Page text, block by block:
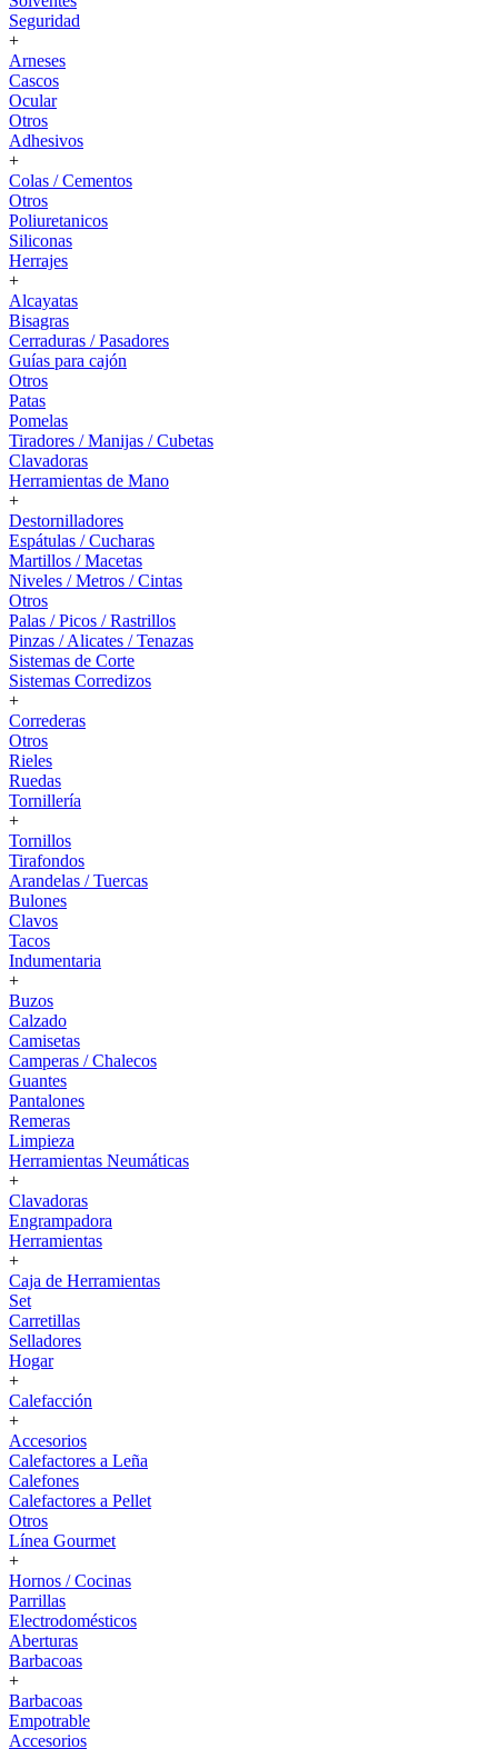
Seguridad
+
Arneses
Cascos
Ocular
Otros
Adhesivos
+
Colas / Cementos
Otros
Poliuretanicos
Siliconas
Herrajes
+
Alcayatas
Bisagras
Cerraduras / Pasadores
Guías para cajón
Otros
Patas
Pomelas
Tiradores / Manijas / Cubetas
Clavadoras
Herramientas de Mano
+
Destornilladores
Espátulas / Cucharas
Martillos / Macetas
Niveles / Metros / Cintas
Otros
Palas / Picos / Rastrillos
Pinzas / Alicates / Tenazas
Sistemas de Corte
Sistemas Corredizos
+
Correderas
Otros
Rieles
Ruedas
Tornillería
+
Tornillos
Tirafondos
Arandelas / Tuercas
Bulones
Clavos
Tacos
Indumentaria
+
Buzos
Calzado
Camisetas
Camperas / Chalecos
Guantes
Pantalones
Remeras
Limpieza
Herramientas Neumáticas
+
Clavadoras
Engrampadora
Herramientas
+
Caja de Herramientas
Set
Carretillas
Selladores
Hogar
+
Calefacción
+
Accesorios
Calefactores a Leña
Calefones
Calefactores a Pellet
Otros
Línea Gourmet
+
Hornos / Cocinas
Parrillas
Electrodomésticos
Aberturas
Barbacoas
+
Barbacoas
Empotrable
Accesorios